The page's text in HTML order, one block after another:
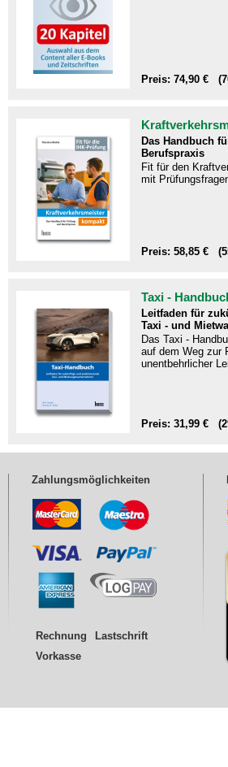
Preis: 74,90 €
Das Handbuch
Berufspraxis
Fit für den
mit
Preis: 58,85 €
Taxi -
Leitfaden für
Taxi - und
Das Taxi -
auf dem Weg zur
unentbehrlicher
Preis: 31,99 €
Zahlungsmöglichkeiten
Rechnung
Lastschrift
Vorkasse